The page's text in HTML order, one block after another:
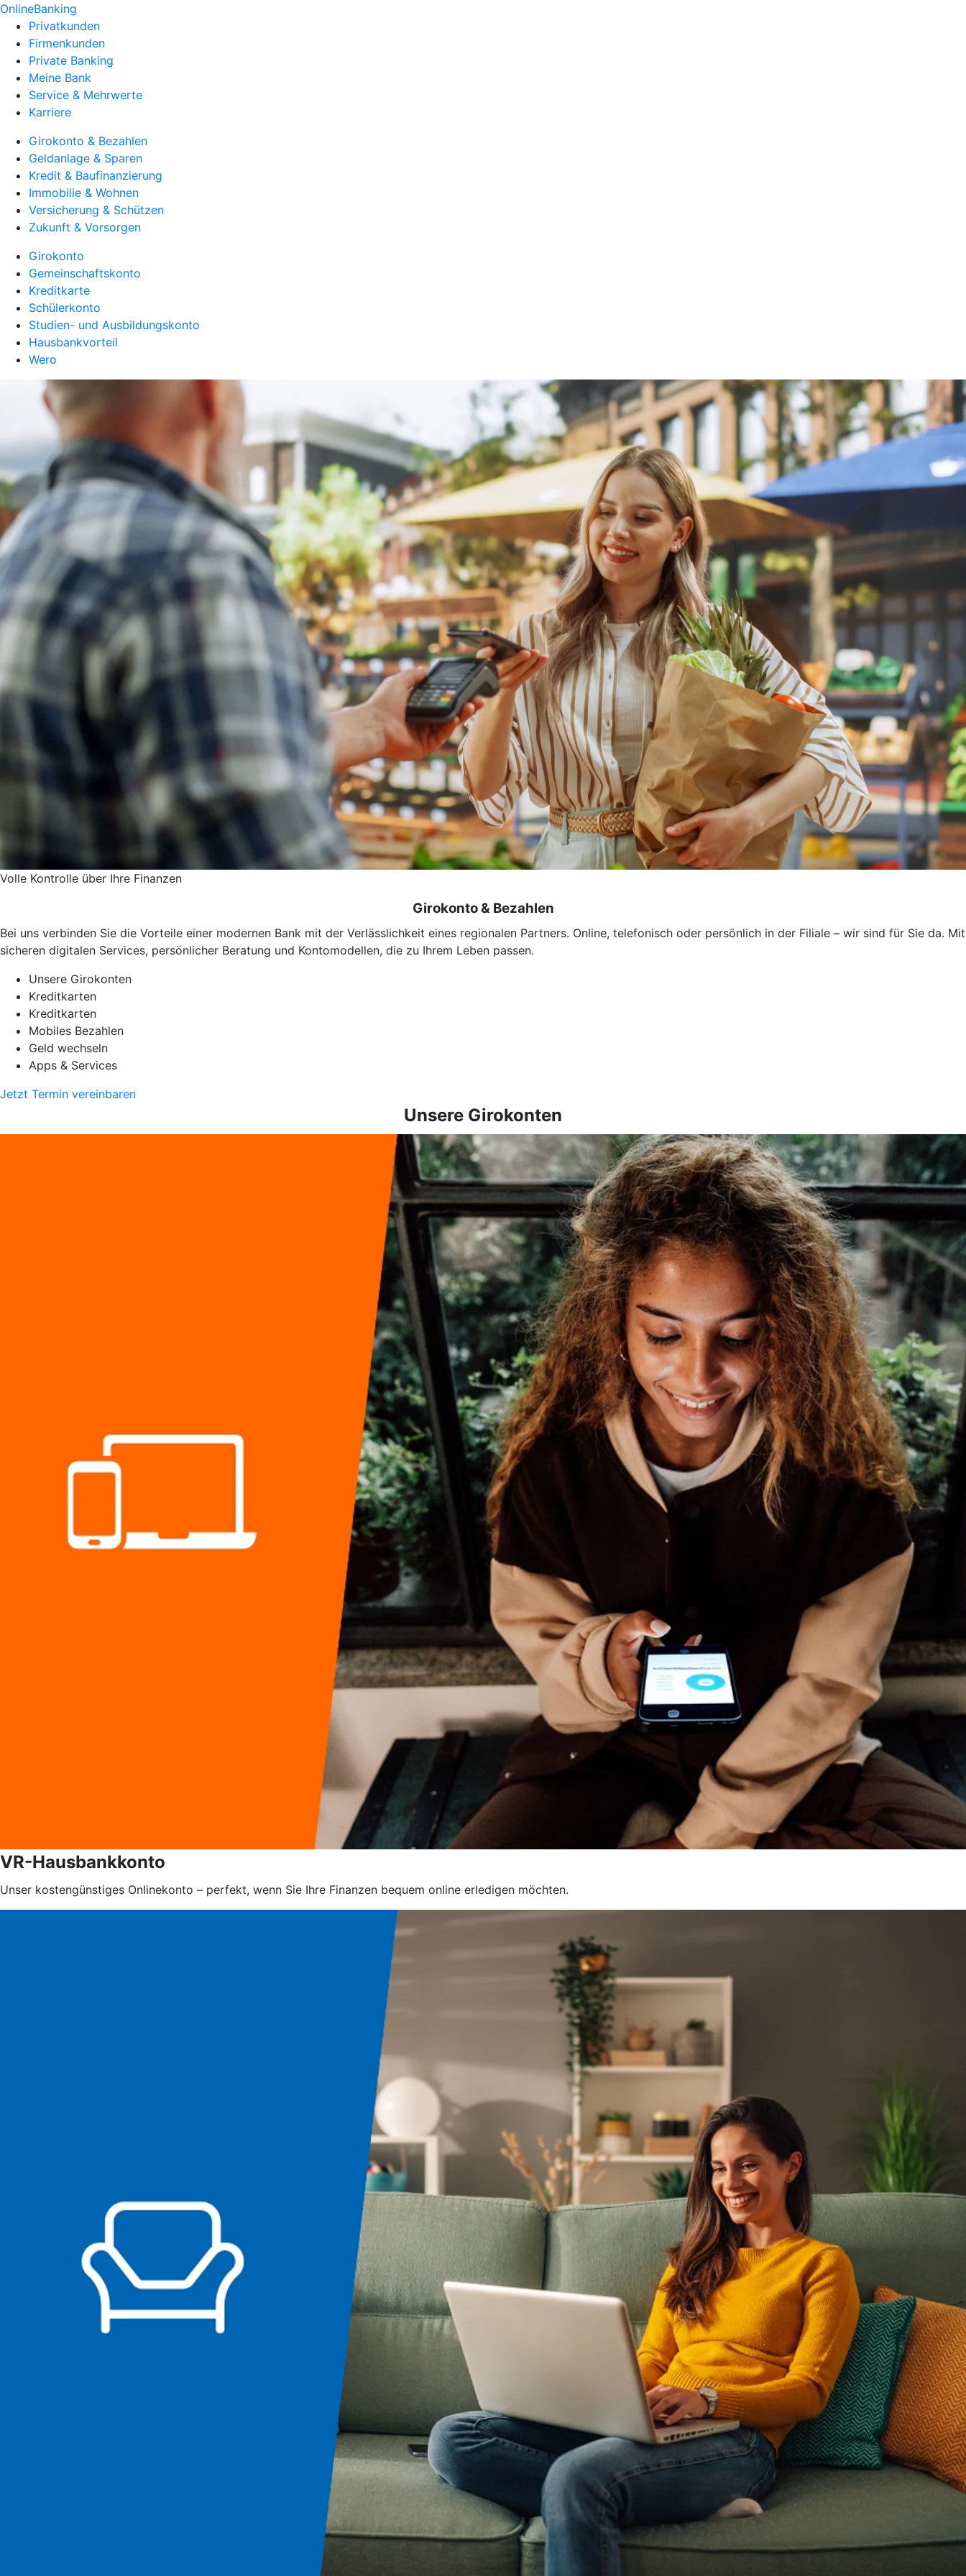
OnlineBanking
Privatkunden
Firmenkunden
Private Banking
Meine Bank
Service & Mehrwerte
Karriere
Girokonto & Bezahlen
Geldanlage & Sparen
Kredit & Baufinanzierung
Immobilie & Wohnen
Versicherung & Schützen
Zukunft & Vorsorgen
Girokonto
Gemeinschaftskonto
Kreditkarte
Schülerkonto
Studien- und Ausbildungskonto
Hausbankvorteil
Wero
Volle Kontrolle über Ihre Finanzen
Girokonto & Bezahlen
Bei uns verbinden Sie die Vorteile einer modernen Bank mit der Verlässlichkeit eines regionalen Partners. Online, telefonisch oder persönlich in der Filiale – wir sind für Sie da. Mit
sicheren digitalen Services, persönlicher Beratung und Kontomodellen, die zu Ihrem Leben passen.
Unsere Girokonten
Kreditkarten
Kreditkarten
Mobiles Bezahlen
Geld wechseln
Apps & Services
Jetzt Termin vereinbaren
Unsere Girokonten
VR-Hausbankkonto
Unser kostengünstiges Onlinekonto – perfekt, wenn Sie Ihre Finanzen bequem online erledigen möchten.